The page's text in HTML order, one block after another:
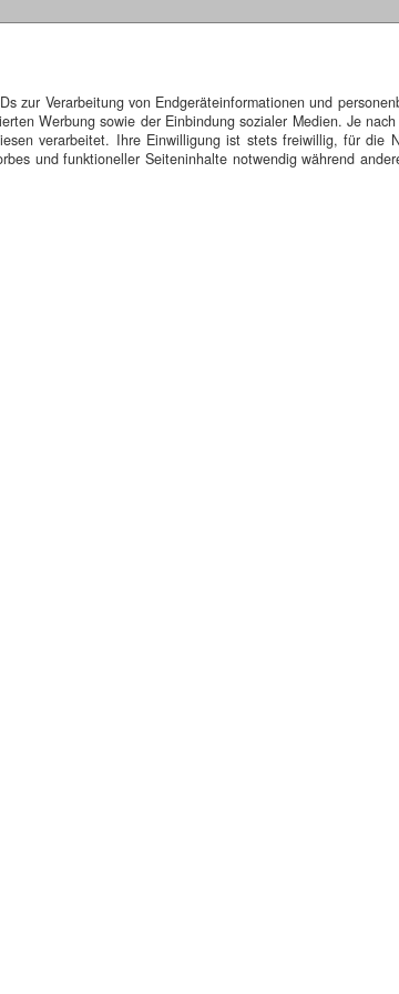
zur Verarbeitung von Endgeräteinformationen und
Werbung sowie der Einbindung sozialer Medien. Je
verarbeitet. Ihre Einwilligung ist stets freiwillig, für
und funktioneller Seiteninhalte notwendig während